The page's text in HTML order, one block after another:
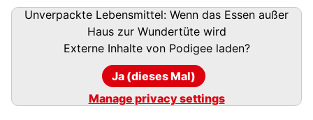
Podigee-
Unverpackte Lebensmittel: Wenn das Essen außer
Haus zur Wundertüte wird
Externe Inhalte von Podigeeladen?
Ja (dieses Mal)
Manage privacy settings